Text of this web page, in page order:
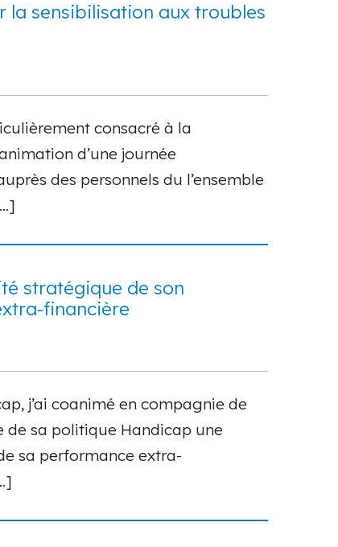
la sensibilisation aux troubles
consacré à la
d’une journée
des personnels du l’ensemble
stratégique de son
financière
j’ai coanimé en compagnie de
de sa politique Handicap une
sa performance extra-